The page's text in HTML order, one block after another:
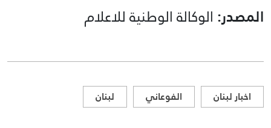
المصدر: الوكالة الوطنية للاعلام
اخبار لبنان الفوعاني لبنان